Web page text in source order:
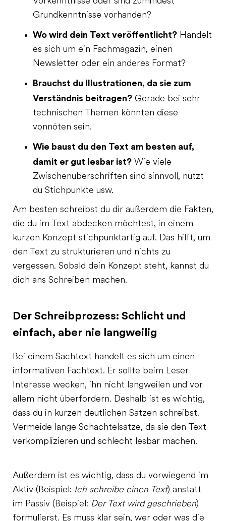
Grundkenntnisse vorhanden?
Wo wird dein Text veröffentlicht? Handelt
es sich um ein Fachmagazin, einen
Newsletter oder ein anderes Format?
Brauchst du Illustrationen, da sie zum
Verständnis beitragen? Gerade bei sehr
technischen Themen könnten diese
vonnöten sein.
Wie baust du den Text am besten auf,
damit er gut lesbar ist? Wie viele
Zwischenüberschriften sind sinnvoll, nutzt
du Stichpunkte usw.
Am besten schreibst du dir außerdem die Fakten,
die du im Text abdecken möchtest, in einem
kurzen Konzept stichpunktartig auf. Das hilft, um
den Text zu strukturieren und nichts zu
vergessen. Sobald dein Konzept steht, kannst du
dich ans Schreiben machen.
Der Schreibprozess: Schlicht und
einfach, aber nie langweilig
Bei einem Sachtext handelt es sich um einen
informativen Fachtext. Er sollte beim Leser
Interesse wecken, ihn nicht langweilen und vor
allem nicht überfordern. Deshalb ist es wichtig,
dass du in kurzen deutlichen Sätzen schreibst.
Vermeide lange Schachtelsätze, da sie den Text
verkomplizieren und schlecht lesbar machen.
Außerdem ist es wichtig, dass du vorwiegend im
Aktiv (Beispiel: Ich schreibe einen Text) anstatt
im Passiv (Beispiel: Der Text wird geschrieben)
formulierst. Es muss klar sein, wer oder was die